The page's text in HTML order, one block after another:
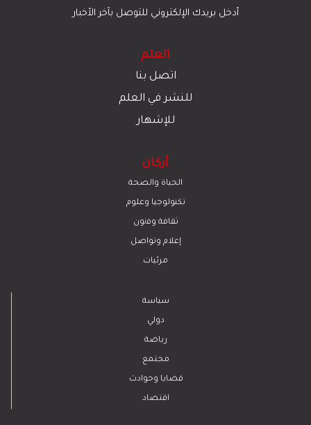
أدخل بريدك الإلكتروني للتوصل بآخر الأخبار
العلم
اتصل بنا
للنشر في العلم
للإشهار
أركان
الحياة والصحة
تكنولوجيا وعلوم
ﺛﻘﺎﻓﺔ وﻓﻧون
إعلام وتواصل
مرئيات
سياسة
دولي
رياضة
مجتمع
قضايا وحوادث
اقتصاد